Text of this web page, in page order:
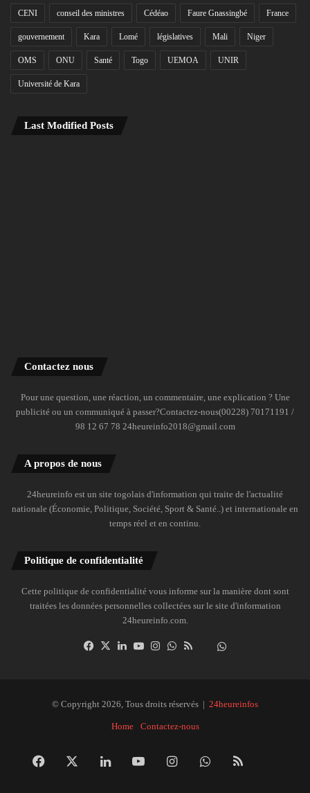
CENI conseil des ministres Cédéao Faure Gnassingbé France
gouvernement Kara Lomé législatives Mali Niger
OMS ONU Santé Togo UEMOA UNIR
Université de Kara
Last Modified Posts
Contactez nous
Pour une question, une réaction, un commentaire, une explication ? Une
publicité ou un communiqué à passer?Contactez-nous(00228) 70171191 /
98 12 67 78 24heureinfo2018@gmail.com
A propos de nous
24heureinfo est un site togolais d'information qui traite de l'actualité
nationale (Économie, Politique, Société, Sport & Santé..) et internationale en
temps réel et en continu.
Politique de confidentialité
Cette politique de confidentialité vous informe sur la manière dont sont
traitées les données personnelles collectées sur le site d'information
24heureinfo.com.
Facebook
X LinkedinYouTubeInstagramWhatsAppDailymotion
© Copyright 2026, Tous droits réservés | 24heureinfos
Home Contactez-nous
Facebook LinkedinYouTubeInstagramWhatsApp
RSS